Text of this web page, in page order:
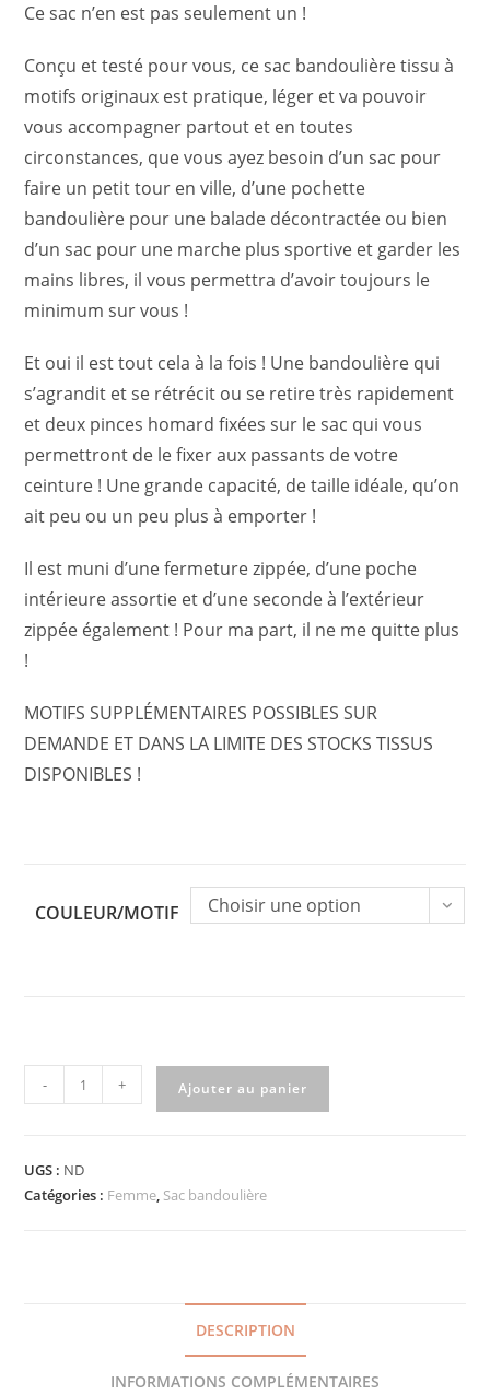
Ce sac n’en est pas seulement un !
Conçu et testé pour vous, ce sac bandoulière tissu à
motifs originaux est pratique, léger et va pouvoir
vous accompagner partout et en toutes
circonstances, que vous ayez besoin d’un sac pour
faire un petit tour en ville, d’une pochette
bandoulière pour une balade décontractée ou bien
d’un sac pour une marche plus sportive et garder les
mains libres, il vous permettra d’avoir toujours le
minimum sur vous !
Et oui il est tout cela à la fois ! Une bandoulière qui
s’agrandit et se rétrécit ou se retire très rapidement
et deux pinces homard fixées sur le sac qui vous
permettront de le fixer aux passants de votre
ceinture ! Une grande capacité, de taille idéale, qu’on
ait peu ou un peu plus à emporter !
Il est muni d’une fermeture zippée, d’une poche
intérieure assortie et d’une seconde à l’extérieur
zippée également ! Pour ma part, il ne me quitte plus
!
MOTIFS SUPPLÉMENTAIRES POSSIBLES SUR
DEMANDE ET DANS LA LIMITE DES STOCKS TISSUS
DISPONIBLES !
COULEUR/MOTIF Choisir une option
quantité
de
tissu
- + Ajouter au panier
UGS : ND
Catégories : Femme, Sac bandoulière
DESCRIPTION
INFORMATIONS COMPLÉMENTAIRES